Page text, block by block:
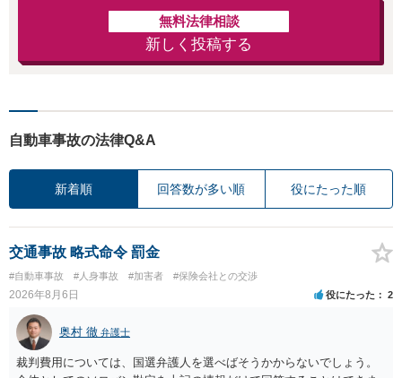
無料法律相談
新しく投稿する
自動車事故の法律Q&A
新着順 回答数が多い順 役にたった順
交通事故 略式命令 罰金
#自動車事故 #人身事故 #加害者 #保険会社との交渉
2026年8月6日 役にたった 2
奥村 徹 弁護士
裁判費用については、国選弁護人を選べばそうかからないでしょう。